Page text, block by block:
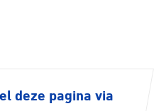
deze pagina via